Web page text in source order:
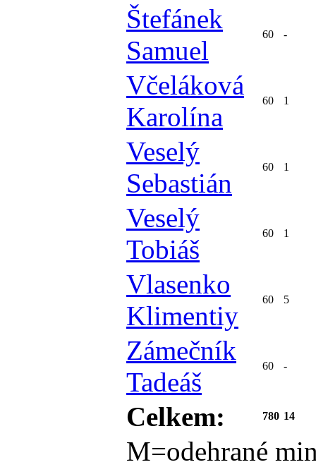
Štefánek
Samuel
60 -
Včeláková
Karolína
60 1
Veselý
Sebastián
60 1
Veselý
Tobiáš
60 1
Vlasenko
Klimentiy
60 5
Zámečník
Tadeáš
60 -
Celkem: 780 14
M=odehrané